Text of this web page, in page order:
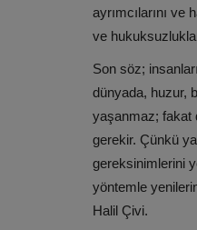
ayrımcılarını
ve hukuksuzluklar
Son söz;
dünyada, huzur,
yaşanmaz; fakat
gerekir. Çünkü
gereksinimlerini
yöntemle
Halil Çivi.